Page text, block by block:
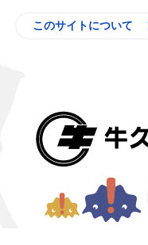
このサイトについて